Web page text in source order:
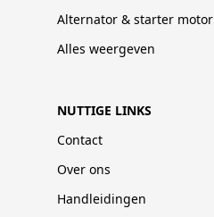
Alternator & starter motor
Alles weergeven
NUTTIGE LINKS
Contact
Over ons
Handleidingen